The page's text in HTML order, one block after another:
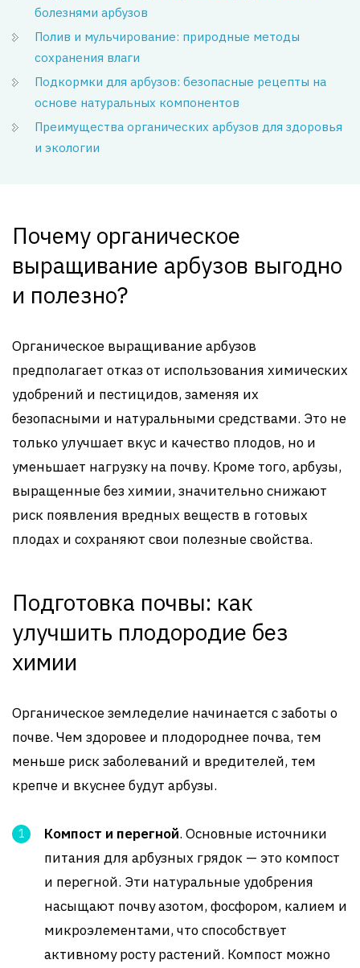
болезнями арбузов
Полив и мульчирование: природные методы
сохранения влаги
Подкормки для арбузов: безопасные рецепты на
основе натуральных компонентов
Преимущества органических арбузов для здоровья
и экологии
Почему органическое
выращивание арбузов выгодно
и полезно?
Органическое выращивание арбузов
предполагает отказ от использования химических
удобрений и пестицидов, заменяя их
безопасными и натуральными средствами. Это не
только улучшает вкус и качество плодов, но и
уменьшает нагрузку на почву. Кроме того, арбузы,
выращенные без химии, значительно снижают
риск появления вредных веществ в готовых
плодах и сохраняют свои полезные свойства.
Подготовка почвы: как
улучшить плодородие без
химии
Органическое земледелие начинается с заботы о
почве. Чем здоровее и плодороднее почва, тем
меньше риск заболеваний и вредителей, тем
крепче и вкуснее будут арбузы.
Компост и перегной. Основные источники
питания для арбузных грядок — это компост
и перегной. Эти натуральные удобрения
насыщают почву азотом, фосфором, калием и
микроэлементами, что способствует
активному росту растений. Компост можно